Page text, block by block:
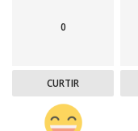
0
CURTIR